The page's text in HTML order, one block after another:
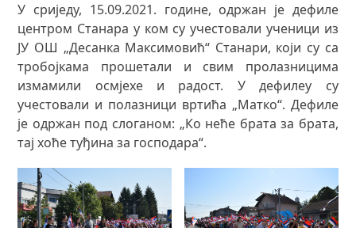
У сриједу, 15.09.2021. године, одржан је дефиле
центром Станара у ком су учестовали ученици из
ЈУ ОШ „Десанка Максимовић“ Станари, који су са
тробојкама прошетали и свим пролазницима
измамили осмјехе и радост. У дефилеу су
учестовали и полазници вртића „Матко“. Дефиле
је одржан под слоганом: „Ко неће брата за брата,
тај хоће туђина за господара“.